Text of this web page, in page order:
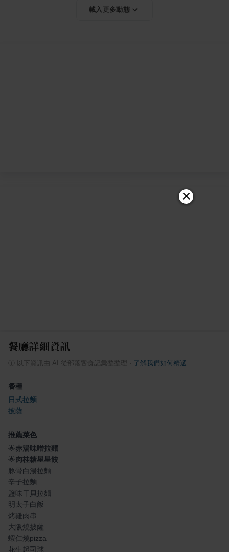
載入更多動態
餐廳詳細資訊
ⓘ 以下資訊由 AI 從部落客食記彙整整理 了解我們如何精選
餐種
日式拉麵
披薩
推薦菜色
🌟赤湯味噌拉麵
🌟肉桂糖星星餃
豚骨白湯拉麵
辛子拉麵
鹽味干貝拉麵
明太子白飯
烤雞肉串
大阪燒披薩
蝦仁燒pizza
花生起司球